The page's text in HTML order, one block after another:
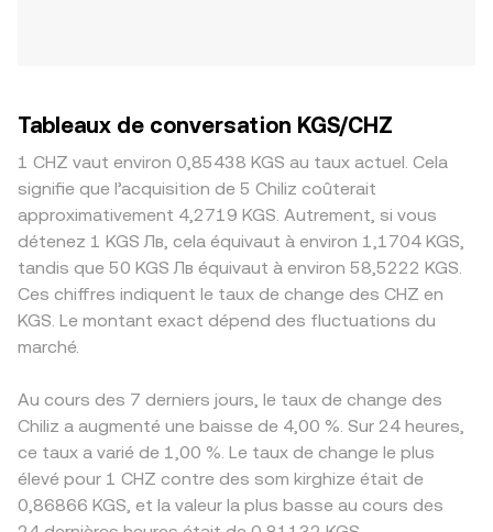
Tableaux de conversation KGS/CHZ
1 CHZ vaut environ 0,85438 KGS au taux actuel. Cela
signifie que l’acquisition de 5 Chiliz coûterait
approximativement 4,2719 KGS. Autrement, si vous
détenez 1 KGS Лв, cela équivaut à environ 1,1704 KGS,
tandis que 50 KGS Лв équivaut à environ 58,5222 KGS.
Ces chiffres indiquent le taux de change des CHZ en
KGS. Le montant exact dépend des fluctuations du
marché.
Au cours des 7 derniers jours, le taux de change des
Chiliz a augmenté une baisse de 4,00 %. Sur 24 heures,
ce taux a varié de 1,00 %. Le taux de change le plus
élevé pour 1 CHZ contre des som kirghize était de
0,86866 KGS, et la valeur la plus basse au cours des